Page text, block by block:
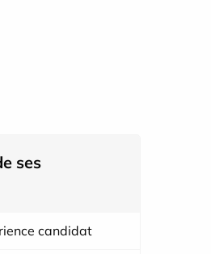
ses
candidat